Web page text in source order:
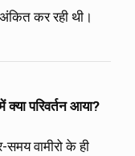
कर रही थी।
क्या परिवर्तन आया?
समय वामीरो के ही